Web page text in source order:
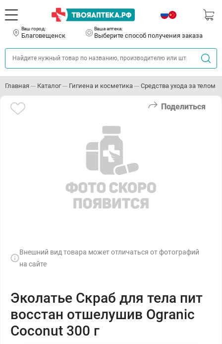
Ваш город:
Благовещенск
Ваша аптека:
Выберите способ получения заказа
Главная Каталог Гигиена и косметика Средства ухода за телом
Поделиться
Внешний вид товара может отличаться от фотографий
на сайте
Эколатье Скраб для тела пит
восстан отшелушив Ogranic
Coconut 300 г